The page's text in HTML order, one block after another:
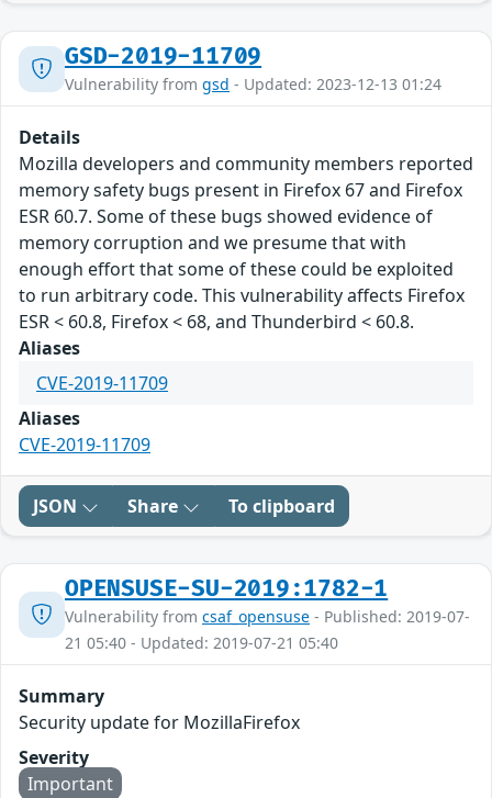
GSD-2019-11709
Vulnerability from gsd - Updated: 2023-12-13 01:24
Details
Mozilla developers and community members reported
memory safety bugs present in Firefox 67 and Firefox
ESR 60.7. Some of these bugs showed evidence of
memory corruption and we presume that with
enough effort that some of these could be exploited
to run arbitrary code. This vulnerability affects Firefox
ESR < 60.8, Firefox < 68, and Thunderbird < 60.8.
Aliases
CVE-2019-11709
Aliases
CVE-2019-11709
JSON Share To clipboard
OPENSUSE-SU-2019:1782-1
Vulnerability from csaf_opensuse - Published: 2019-07-
21 05:40 - Updated: 2019-07-21 05:40
Summary
Security update for MozillaFirefox
Severity
Important